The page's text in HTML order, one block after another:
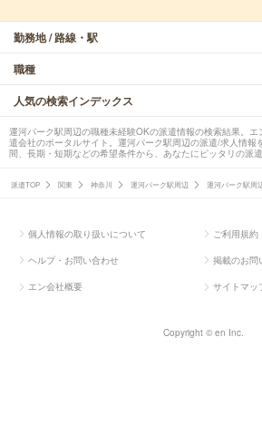
勤務地 / 路線・駅
職種
人気の検索インデックス
運河パーク駅周辺の職種未経験OKの派遣情報の検索結果。
遣会社のポータルサイト。運河パーク駅周辺の派遣/求人情報
間、長期・短期などの希望条件から、あなたにピッタリの派
派遣TOP 関東 神奈川 運河パーク駅周辺 運河パーク駅周
個人情報の取り扱いについて ご利用規約
ヘルプ・お問い合わせ 掲載のお問
エン会社概要 サイトマッ
Copyright © en Inc.